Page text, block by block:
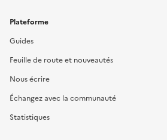
Plateforme
Guides
Feuille de route et nouveautés
Nous écrire
Échangez avec la communauté
Statistiques